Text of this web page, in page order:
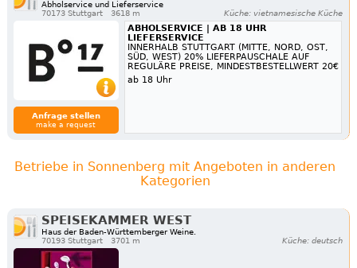
Abholservice und Lieferservice
70173 Stuttgart
3618 m Küche: vietnamesische Küche
Anfrage stellen
make a request
ABHOLSERVICE | AB 18 UHR
LIEFERSERVICE
INNERHALB STUTTGART (MITTE, NORD, OST,
SÜD, WEST) 20% LIEFERPAUSCHALE AUF
REGULÄRE PREISE, MINDESTBESTELLWERT 20€
ab 18 Uhr
Betriebe in Sonnenberg mit Angeboten in anderen
Kategorien
SPEISEKAMMER WEST
Haus der Baden-Württemberger Weine.
70193 Stuttgart
3701 m Küche: deutsch